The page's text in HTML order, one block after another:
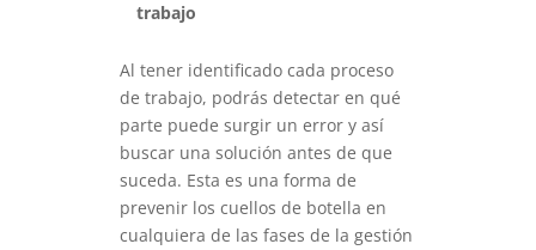
trabajo
Al tener identificado cada proceso
de trabajo, podrás detectar en qué
parte puede surgir un error y así
buscar una solución antes de que
suceda. Esta es una forma de
prevenir los cuellos de botella en
cualquiera de las fases de la gestión